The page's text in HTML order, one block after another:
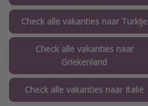
Check alle vakanties naar Turkije
Check alle vakanties naar
Griekenland
Check alle vakanties naar Italië